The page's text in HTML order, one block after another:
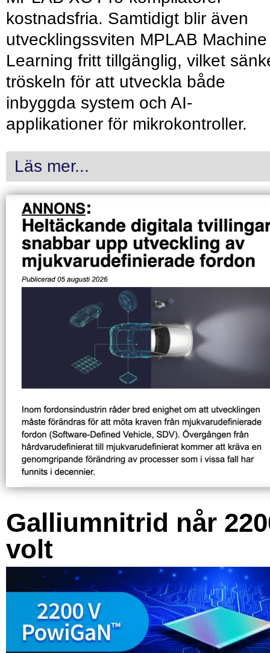
kostnadsfria. Samtidigt blir även
utvecklingssviten MPLAB Machine
Learning fritt tillgänglig, vilket
tröskeln för att utveckla både
inbyggda system och AI-
applikationer för mikrokontroller.
Läs mer...
Galliumnitrid når
volt